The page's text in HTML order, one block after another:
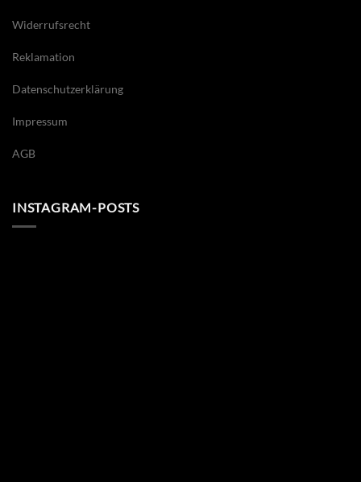
Widerrufsrecht
Reklamation
Datenschutzerklärung
Impressum
AGB
INSTAGRAM-POSTS